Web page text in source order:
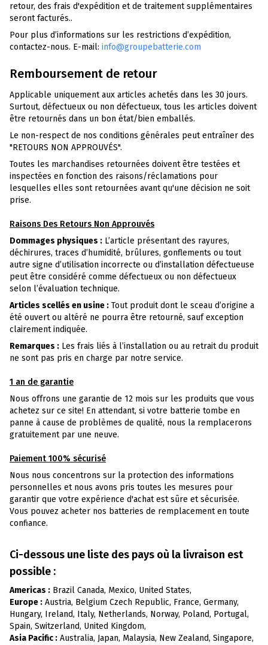
retour, des frais d'expédition et de traitement supplémentaires
seront facturés..
Pour plus d’informations sur les restrictions d’expédition,
contactez-nous. E-mail: info@groupebatterie.com
Remboursement de retour
Applicable uniquement aux articles achetés dans les 30 jours.
Surtout, défectueux ou non défectueux, tous les articles doivent
être retournés dans un bon état/bien emballés.
Le non-respect de nos conditions générales peut entraîner des
"RETOURS NON APPROUVÉS".
Toutes les marchandises retournées doivent être testées et
inspectées en fonction des raisons/réclamations pour
lesquelles elles sont retournées avant qu'une décision ne soit
prise.
Raisons Des Retours Non Approuvés
Dommages physiques : L’article présentant des rayures,
déchirures, traces d’humidité, brûlures, gonflements ou tout
autre signe d’utilisation incorrecte ou d’installation défectueuse
peut être considéré comme défectueux ou non défectueux
selon l’évaluation technique.
Articles scellés en usine : Tout produit dont le sceau d’origine a
été ouvert ou altéré ne pourra être retourné, sauf exception
clairement indiquée.
Remarques : Les frais liés à l’installation ou au retrait du produit
ne sont pas pris en charge par notre service.
1 an de garantie
Nous offrons une garantie de 12 mois sur les produits que vous
achetez sur ce site! En attendant, si votre batterie tombe en
panne à cause de problèmes de qualité, nous la remplacerons
gratuitement par une neuve.
Paiement 100% sécurisé
Nous nous concentrons sur la protection des informations
personnelles et nous avons pris toutes les mesures pour
garantir que votre expérience d'achat est sûre et sécurisée.
Vous pouvez acheter nos batteries de remplacement en toute
confiance.
Ci-dessous une liste des pays où la livraison est
possible :
Americas : Brazil Canada, Mexico, United States,
Europe : Austria, Belgium Czech Republic, France, Germany,
Hungary, Ireland, Italy, Netherlands, Norway, Poland, Portugal,
Spain, Switzerland, United Kingdom,
Asia Pacific : Australia, Japan, Malaysia, New Zealand, Singapore,